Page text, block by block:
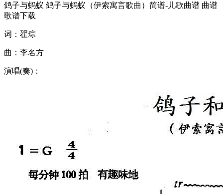
鸽子与蚂蚁 鸽子与蚂蚁（伊索寓言歌曲）简谱-儿歌曲谱 曲谱
歌谱下载
词：翟琮
曲：李名方
演唱(奏)：